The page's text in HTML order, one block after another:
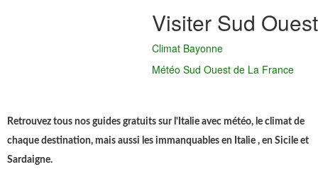
Visiter Sud Ouest
Climat Bayonne
Météo Sud Ouest de La France
Retrouvez tous nos guides gratuits sur l'Italie avec météo, le climat de
chaque destination, mais aussi les immanquables en Italie , en Sicile et
Sardaigne.